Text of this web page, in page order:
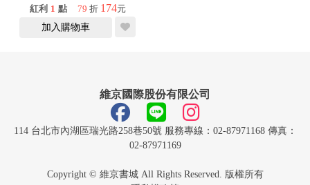
紅利 1 點 79 折 174元
加入購物車
維京國際股份有限公司
114 台北市內湖區瑞光路258巷50號 服務專線：02-87971168 傳真：
02-87971169
Copyright © 維京書城 All Rights Reserved. 版權所有